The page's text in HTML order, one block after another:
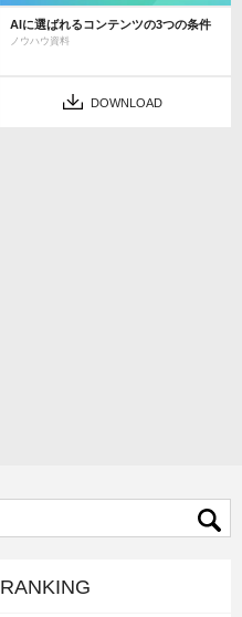
AIに選ばれるコンテンツの3つの条件
ノウハウ資料
DOWNLOAD
RANKING